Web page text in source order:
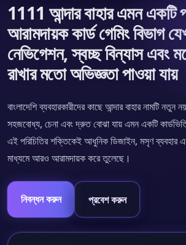
1111 আন্দার বাহার এমন একটি
আরামদায়ক কার্ড গেমিং বিভাগ
নেভিগেশন, স্বচ্ছ বিন্যাস এবং
রাখার মতো অভিজ্ঞতা পাওয়া যায়
বাংলাদেশি ব্যবহারকারীদের কাছে আন্দার বাহার নামটি
সহজবোধ্য, চেনা এবং দ্রুত বোঝা যায় এমন একটি
এই পরিচিতির শক্তিকেই আধুনিক ডিজাইন, মসৃণ ব্যবহার
মাধ্যমে আরও আরামদায়ক করে তুলেছে।
নিবন্ধন করুন প্রবেশ করুন